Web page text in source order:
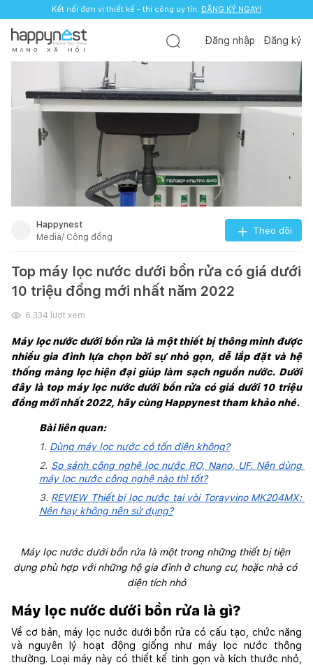
Kết nối đơn vị thiết kế - thi công uy tín. ĐĂNG KÝ NGAY!
M Ạ N G X Ã H Ộ I
Đăng nhập Đăng ký
Happynest
Media/ Cộng đồng
Theo dõi
Top máy lọc nước dưới bồn rửa có giá dưới
10 triệu đồng mới nhất năm 2022
6.334 lượt xem
Máy lọc nước dưới bồn rửa là một thiết bị thông minh được
nhiều gia đình lựa chọn bởi sự nhỏ gọn, dễ lắp đặt và hệ
thống màng lọc hiện đại giúp làm sạch nguồn nước. Dưới
đây là top máy lọc nước dưới bồn rửa có giá dưới 10 triệu
đồng mới nhất 2022, hãy cùng Happynest tham khảo nhé.
Bài liên quan:
1. Dùng máy lọc nước có tốn điện không?
2. So sánh công nghệ lọc nước RO, Nano, UF. Nên dùng
máy lọc nước công nghệ nào thì tốt?
3. REVIEW Thiết bị lọc nước tại vòi Torayvino MK204MX:
Nên hay không nên sử dụng?
Máy lọc nước dưới bồn rửa là một trong những thiết bị tiện
dụng phù hợp với những hộ gia đình ở chung cư, hoặc nhà có
diện tích nhỏ
Máy lọc nước dưới bồn rửa là gì?
Về cơ bản, máy lọc nước dưới bồn rửa có cấu tạo, chức năng
và nguyên lý hoạt động giống như máy lọc nước thông
thường. Loại máy này có thiết kế tinh gọn và kích thước nhỏ,